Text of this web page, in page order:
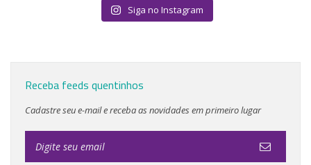
Siga no Instagram
Receba feeds quentinhos
Cadastre seu e-mail e receba as novidades em primeiro lugar